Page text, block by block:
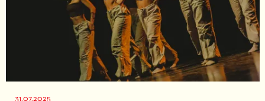
31.07.2025